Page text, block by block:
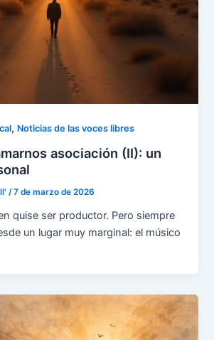
, Noticias de las voces libres
asociación (II): un
/7 de marzo de 2026
quise ser productor. Pero siempre
un lugar muy marginal: el músico